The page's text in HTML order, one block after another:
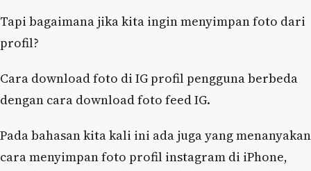
Tapi bagaimana jika kita ingin menyimpan foto dari
profil?
Cara download foto di IG profil pengguna berbeda
dengan cara download foto feed IG.
Pada bahasan kita kali ini ada juga yang menanyakan
cara menyimpan foto profil instagram di iPhone,